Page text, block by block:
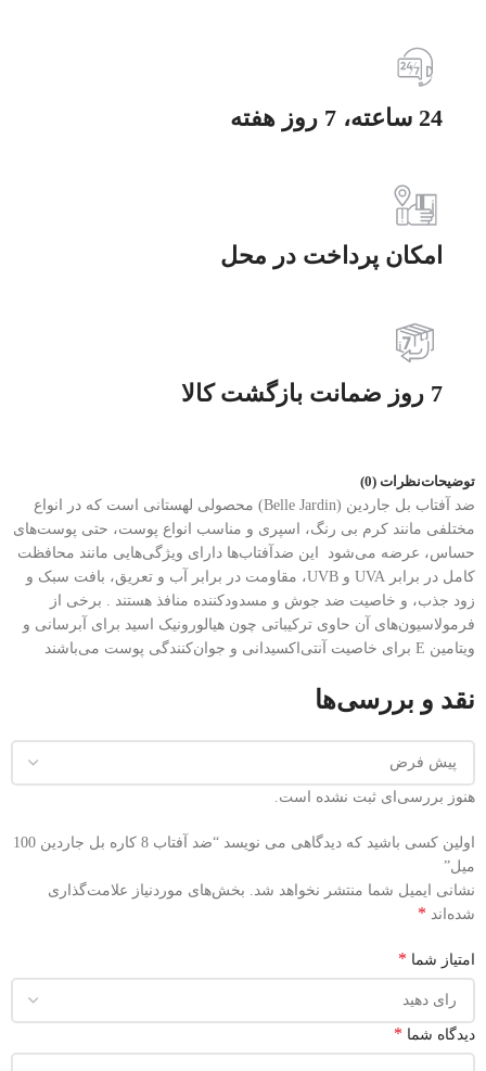
24 ساعته، 7 روز هفته
امکان پرداخت در محل
7 روز ضمانت بازگشت کالا
توضیحاتنظرات (0)
ضد آفتاب بل جاردین (Belle Jardin) محصولی لهستانی است که در انواع
مختلفی مانند کرم بی رنگ، اسپری و مناسب انواع پوست، حتی پوست‌های
حساس، عرضه می‌شود
این ضدآفتاب‌ها دارای ویژگی‌هایی مانند محافظت
کامل در برابر UVA و UVB، مقاومت در برابر آب و تعریق، بافت سبک و
زود جذب، و خاصیت ضد جوش و مسدودکننده منافذ هستند .
برخی از
فرمولاسیون‌های آن حاوی ترکیباتی چون هیالورونیک اسید برای آبرسانی و
ویتامین E برای خاصیت آنتی‌اکسیدانی و جوان‌کنندگی پوست می‌باشند
نقد و بررسی‌ها
هنوز بررسی‌ای ثبت نشده است.
اولین کسی باشید که دیدگاهی می نویسد “ضد آفتاب 8 کاره بل جاردین 100
میل”
نشانی ایمیل شما منتشر نخواهد شد.
بخش‌های موردنیاز علامت‌گذاری
شده‌اند *
امتیاز شما *
دیدگاه شما *